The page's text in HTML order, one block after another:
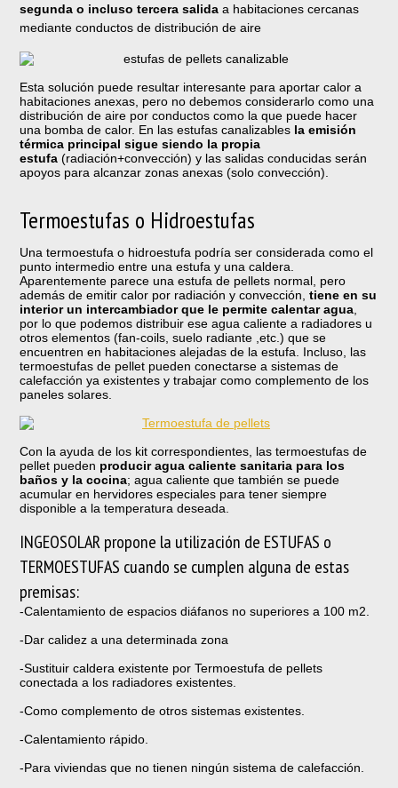
segunda o incluso tercera salida a habitaciones cercanas
mediante conductos de distribución de aire
Esta solución puede resultar interesante para aportar calor a
habitaciones anexas, pero no debemos considerarlo como una
distribución de aire por conductos como la que puede hacer
una bomba de calor. En las estufas canalizables la emisión
térmica principal sigue siendo la propia
estufa(radiación+convección) y las salidas conducidas serán
apoyos para alcanzar zonas anexas (solo convección).
Termoestufas o Hidroestufas
Una termoestufa o hidroestufa podría ser considerada como el
punto intermedio entre una estufa y una caldera.
Aparentemente parece una estufa de pellets normal, pero
además de emitir calor por radiación y convección,tiene en su
interior un intercambiador que le permite calentar agua
por lo que podemos distribuir ese agua caliente a radiadores u
otros elementos (fan-coils, suelo radiante ,etc.) que se
encuentren en habitaciones alejadas de la estufa. Incluso, las
termoestufas de pellet pueden conectarse a sistemas de
calefacción ya existentes y trabajar como complemento de los
paneles solares.
Con la ayuda de los kit correspondientes, las termoestufas de
pellet pueden producir agua caliente sanitaria para los
baños y la cocina; agua caliente que también se puede
acumular en hervidores especiales para tener siempre
disponible a la temperatura deseada.
INGEOSOLAR propone la utilización de ESTUFAS o
TERMOESTUFAS cuando se cumplen alguna de estas
premisas:
-Calentamiento de espacios diáfanos no superiores a 100 m2.
-Dar calidez a una determinada zona
-Sustituir caldera existente por Termoestufa de pellets
conectada a los radiadores existentes.
-Como complemento de otros sistemas existentes.
-Calentamiento rápido.
-Para viviendas que no tienen ningún sistema de calefacción.